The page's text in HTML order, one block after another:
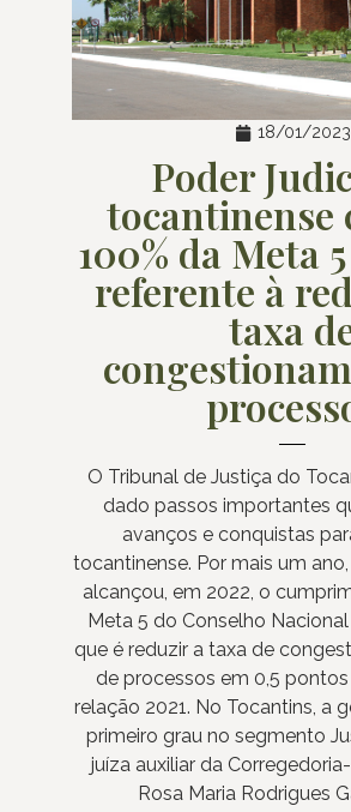
18/01/2023
Poder
tocantinense
100% da Meta
referente à
taxa
O Tribunal de Justiça do
dado passos importantes
avanços e conquistas
tocantinense. Por mais um
alcançou, em 2022, o
Meta 5 do Conselho Nacional
que é reduzir a taxa de
de processos em 0,5
relação 2021. No Tocantins, a
primeiro grau no segmento
juíza auxiliar da
Rosa Maria Rodrigues